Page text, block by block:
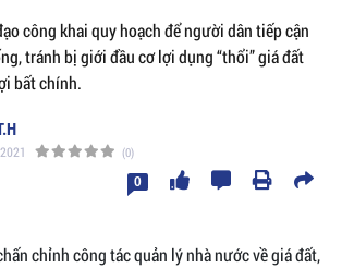
công khai quy hoạch để người dân tiếp cận
tránh bị giới đầu cơ lợi dụng “thổi” giá đất
bất chính.
(0)
0
chỉnh công tác quản lý nhà nước về giá đất,